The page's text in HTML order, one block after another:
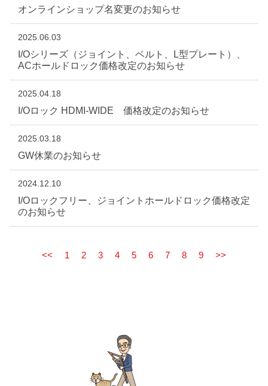
オンラインショップ名変更のお知らせ
2025.06.03
I/Oシリーズ（ジョイント、ベルト、L型プレート）、
ACホールドロック価格改定のお知らせ
2025.04.18
I/Oロック HDMI-WIDE 価格改定のお知らせ
2025.03.18
GW休業のお知らせ
2024.12.10
I/Oロックフリー、ジョイントホールドロック価格改定
のお知らせ
<< 1 2 3 4 5 6 7 8 9 >>